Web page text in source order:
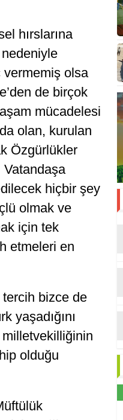
hırslarına
vermemiş olsa
de birçok
mücadelesi
olan, kurulan
Özgürlükler
Vatandaşa
hiçbir şey
olmak ve
için tek
etmeleri en
bizce de
yaşadığını
olduğu